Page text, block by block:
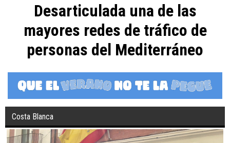
Desarticulada una de las
mayores redes de tráfico de
personas del Mediterráneo
Costa Blanca